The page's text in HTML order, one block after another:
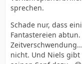
sprechen.
Schade nur, dass
Fantastereien
nicht. Und Niels